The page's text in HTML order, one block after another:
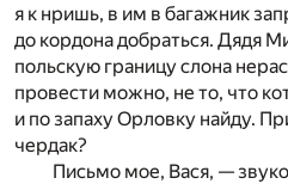
я к нришь, в им в багажник
до кордона добраться. Дядя
польскую границу слона
провести можно, не то, что
и по запаху Орловку найду.
чердак?
Письмо мое, Вася, —